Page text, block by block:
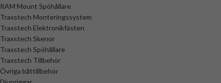
RAM Mount Spöhållare
Traxstech Monteringssystem
Traxstech Elektronikfästen
Traxstech Skenor
Traxstech Spöhållare
Traxstech Tillbehör
Övriga båttillbehör